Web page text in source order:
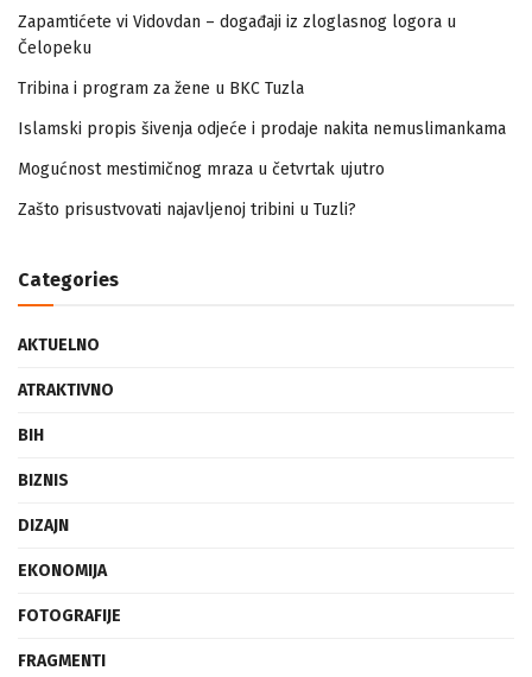
Zapamtićete vi Vidovdan – događaji iz zloglasnog logora u
Čelopeku
Tribina i program za žene u BKC Tuzla
Islamski propis šivenja odjeće i prodaje nakita nemuslimankama
Mogućnost mestimičnog mraza u četvrtak ujutro
Zašto prisustvovati najavljenoj tribini u Tuzli?
Categories
AKTUELNO
ATRAKTIVNO
BIH
BIZNIS
DIZAJN
EKONOMIJA
FOTOGRAFIJE
FRAGMENTI